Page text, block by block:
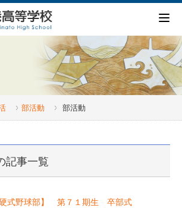
部活動 部活動
記事一覧
硬式野球部】 第７１期生 卒部式